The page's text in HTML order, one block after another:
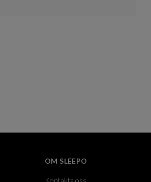
OM SLEEPO
Kontakta oss